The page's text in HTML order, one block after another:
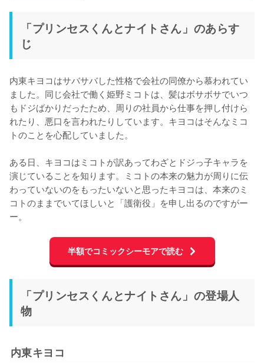
「プリンセスくんとナイトさん」のあらす
じ
内東キヨコはサバサバした性格で会社の同僚から慕われてい
ました。同じ会社で働く姫野ミコトは、髪はボサボサでいつ
もドジばかりだったため、周りの社員から仕事を押し付けら
れたり、悪口を言われたりしています。キヨコはそんなミコ
トのことを心配していました。
ある日、キヨコはミコトが訳あってわざとドジっ子キャラを
演じていることを知ります。ミコトの本来の魅力が周りに伝
わっていないのをもったいないと思ったキヨコは、本来のミ
コトのままでいてほしいと「護衛役」を申し出るのですがー
ー。
半額でコミックシーモアで読む
「プリンセスくんとナイトさん」の登場人
物
内東キヨコ